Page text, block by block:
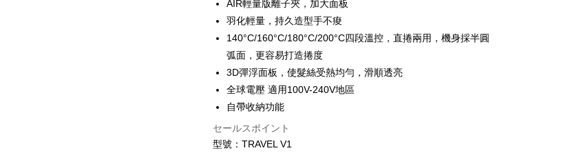
Apple Pay
Easy Wallet
Google Pay
Plus Pay
AFTEE代金後払い
説明
AIR輕量版離子夾，加大面板
羽化輕量，持久造型手不痠
140°C/160°C/180°C/200°C四段溫控，直捲兩用，機身採半圓
弧面，更容易打造捲度
3D彈浮面板，使髮絲受熱均勻，滑順透亮
全球電壓 適用100V-240V地區
自帶收納功能
セールスポイント
型號：TRAVEL V1